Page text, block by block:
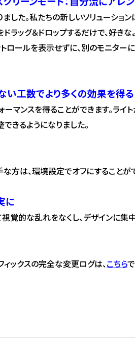
た。私たちの新しいソリューション
ラッグ＆ドロップするだけで、好き
トロールを表示せずに、別のモニタ
い工数でより多くの効果を得る
マンスを得ることができます。ライト
きるようになりました。
方は、環境設定でオフにすることが
に
覚的な乱れをなくし、デザインに集
ックスの完全な変更ログは、こちら